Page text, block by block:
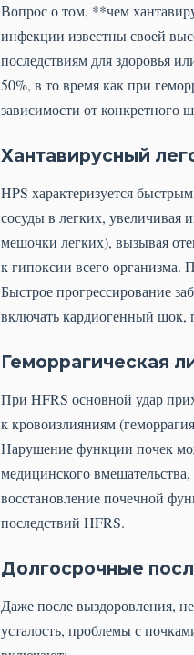
Вопрос о том, **чем
инфекции известны своей
последствиям для здоровья
50%, в то время как при
зависимости от конкретного
Хантавирусный
HPS характеризуется
сосуды в легких, увеличивая
мешочки легких), вызывая
к гипоксии всего организма.
Быстрое прогрессирование
включать кардиогенный шок,
Геморрагическая
При HFRS основной удар
к кровоизлияниям
Нарушение функции почек
медицинского
восстановление почечной
последствий HFRS.
Долгосрочные
Даже после выздоровления,
усталость, проблемы с